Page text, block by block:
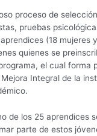
proceso de
pruebas
(18 mujeres
quienes se
el cual forma
Integral de la
de los 25 aprendices
parte de estos